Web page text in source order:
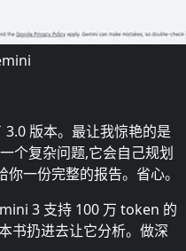
版本。最让我惊艳的是
个复杂问题,它会自己规划
一份完整的报告。省心。
3 支持 100 万 token 的
书扔进去让它分析。做深